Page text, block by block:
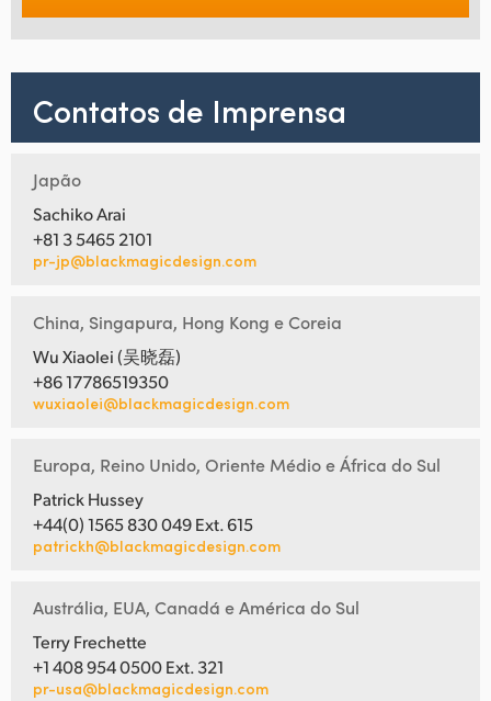
Contatos de Imprensa
Japão
Sachiko Arai
+81 3 5465 2101
pr-jp@blackmagicdesign.com
China, Singapura, Hong Kong e Coreia
Wu Xiaolei (吴晓磊)
+86 17786519350
wuxiaolei@blackmagicdesign.com
Europa, Reino Unido, Oriente Médio e África do Sul
Patrick Hussey
+44(0) 1565 830 049 Ext. 615
patrickh@blackmagicdesign.com
Austrália, EUA, Canadá e América do Sul
Terry Frechette
+1 408 954 0500 Ext. 321
pr-usa@blackmagicdesign.com